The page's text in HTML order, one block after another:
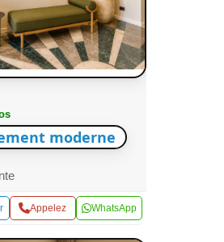
moderne
Appelez WhatsApp